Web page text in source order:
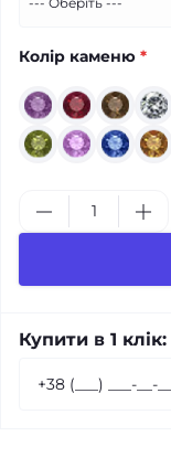
Колір каменю *
Купити в 1 клік: